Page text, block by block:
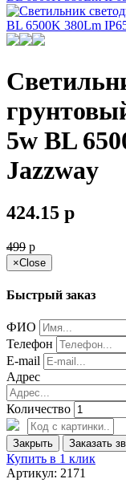
5w BL
Jazzway
424.15 p
499 p
×Close
Быстрый заказ
ФИО
Телефон
E-mail
Адрес
Количество
Закрыть Заказать
Купить в 1 клик
Артикул: 2171